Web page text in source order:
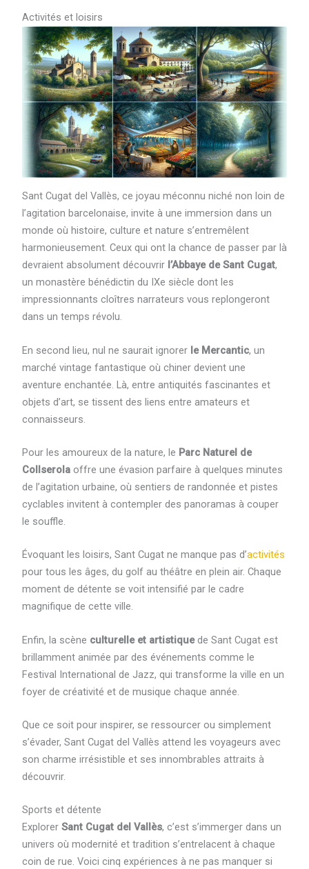
Activités et loisirs
Sant Cugat del Vallès, ce joyau méconnu niché non loin de
l’agitation barcelonaise, invite à une immersion dans un
monde où histoire, culture et nature s’entremêlent
harmonieusement. Ceux qui ont la chance de passer par là
devraient absolument découvrir l’Abbaye de Sant Cugat,
un monastère bénédictin du IXe siècle dont les
impressionnants cloîtres narrateurs vous replongeront
dans un temps révolu.
En second lieu, nul ne saurait ignorer le Mercantic, un
marché vintage fantastique où chiner devient une
aventure enchantée. Là, entre antiquités fascinantes et
objets d’art, se tissent des liens entre amateurs et
connaisseurs.
Pour les amoureux de la nature, le Parc Naturel de
Collserolaoffre une évasion parfaire à quelques minutes
de l’agitation urbaine, où sentiers de randonnée et pistes
cyclables invitent à contempler des panoramas à couper
le souffle.
Évoquant les loisirs, Sant Cugat ne manque pas d’activités
pour tous les âges, du golf au théâtre en plein air. Chaque
moment de détente se voit intensifié par le cadre
magnifique de cette ville.
Enfin, la scène culturelle et artistiquede Sant Cugat est
brillamment animée par des événements comme le
Festival International de Jazz, qui transforme la ville en un
foyer de créativité et de musique chaque année.
Que ce soit pour inspirer, se ressourcer ou simplement
s’évader, Sant Cugat del Vallès attend les voyageurs avec
son charme irrésistible et ses innombrables attraits à
découvrir.
Sports et détente
Explorer Sant Cugat del Vallès, c’est s’immerger dans un
univers où modernité et tradition s’entrelacent à chaque
coin de rue. Voici cinq expériences à ne pas manquer si